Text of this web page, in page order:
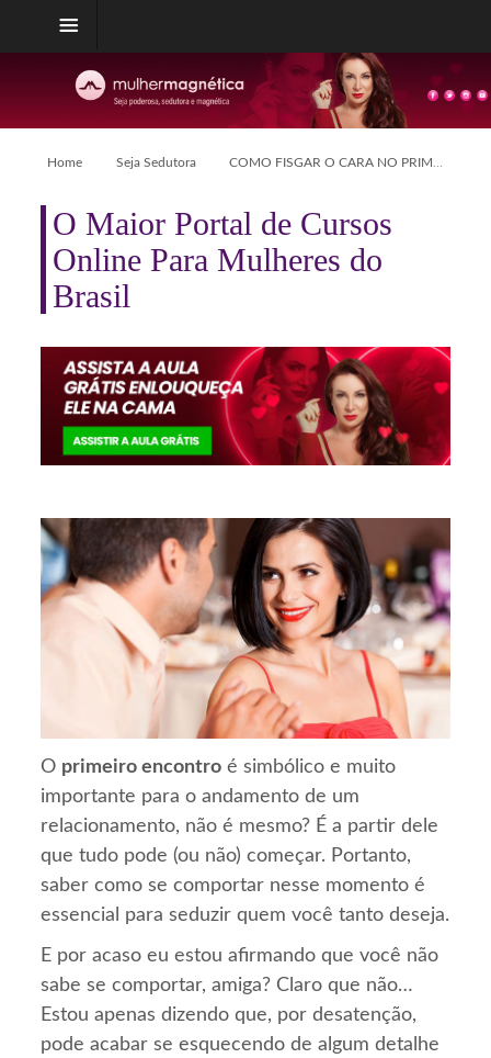
Home Seja Sedutora COMO FISGAR O CARA NO PRIMEIRO ENCONTRO
O Maior Portal de Cursos
Online Para Mulheres do
Brasil
O primeiro encontro é simbólico e muito
importante para o andamento de um
relacionamento, não é mesmo? É a partir dele
que tudo pode (ou não) começar. Portanto,
saber como se comportar nesse momento é
essencial para seduzir quem você tanto deseja.
E por acaso eu estou afirmando que você não
sabe se comportar, amiga? Claro que não…
Estou apenas dizendo que, por desatenção,
pode acabar se esquecendo de algum detalhe